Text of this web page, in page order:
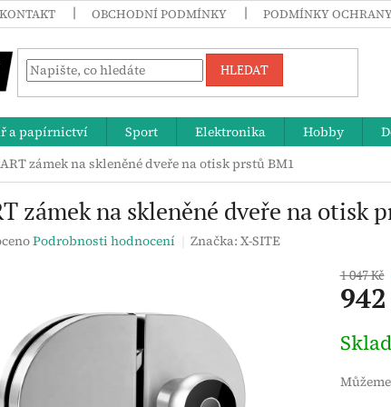
KONTAKT OBCHODNÍ PODMÍNKY PODMÍNKY
HLEDAT
a papírnictví Sport Elektronika Hobby
zámek na skleněné dveře na otisk prstů BM1
zámek na skleněné dveře na otisk
Podrobnosti hodnocení Značka:X-SITE
1 047 Kč
cena: